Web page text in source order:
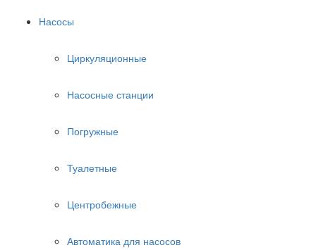
Насосы
Циркуляционные
Насосные станции
Погружные
Туалетные
Центробежные
Автоматика для насосов